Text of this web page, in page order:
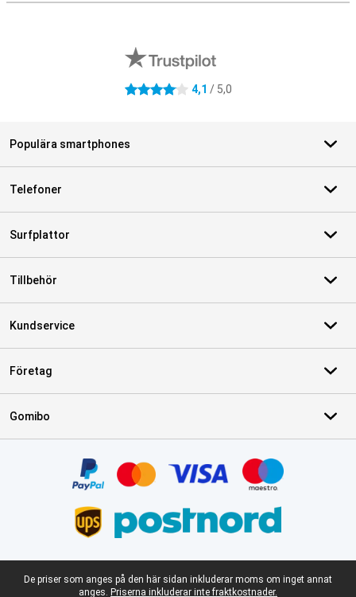
4.1 stjärnor 4,1 / 5,0
Populära smartphones
Telefoner
Surfplattor
Tillbehör
Kundservice
Företag
Gomibo
Juridisk fotnot
De priser som anges på den här sidan inkluderar moms om inget annat
anges. Priserna inkluderar inte fraktkostnader.